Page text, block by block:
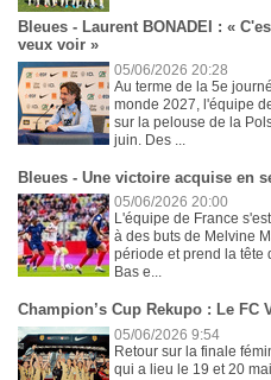
Bleues - Laurent BONADEI : «
veux voir »
05/06/2026 20:28
Au terme de la 5e
monde 2027, l'équipe
sur la pelouse de la
juin. Des ...
Bleues - Une victoire acquise en
05/06/2026 20:00
L'équipe de France
à des buts de Melvine
période et prend la tête
Bas e...
Champion’s Cup Rekupo : Le FC
05/06/2026 9:54
Retour sur la finale
qui a lieu le 19 et 20